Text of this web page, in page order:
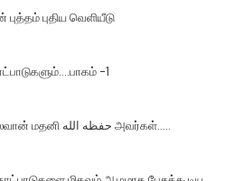
நூல்களின் மேற்கோள்கள் உள்ளடக்கிய
புதிய வெளியீடு
-1
ஆசிரியர் الشيخ எம். ஜே. எம்.ரிஸ்வான் மதனி حفظه الله அவர்கள்…..